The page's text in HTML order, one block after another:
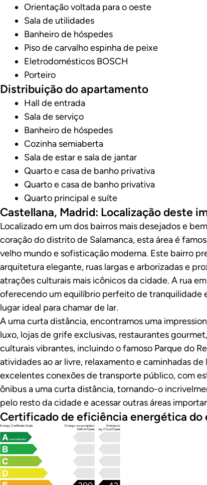
Orientação voltada para o oeste
Sala de utilidades
Banheiro de hóspedes
Piso de carvalho espinha de peixe
Eletrodomésticos BOSCH
Porteiro
Distribuição do apartamento
Hall de entrada
Sala de serviço
Banheiro de hóspedes
Cozinha semiaberta
Sala de estar e sala de jantar
Quarto e casa de banho privativa
Quarto e casa de banho privativa
Quarto principal e suíte
Castellana, Madrid: Localização deste
Localizado em um dos bairros mais desejados e
coração do distrito de Salamanca, esta área é
velho mundo e sofisticação moderna. Este bairro
arquitetura elegante, ruas largas e arborizadas e
atrações culturais mais icônicos da cidade. A rua
oferecendo um equilíbrio perfeito de tranquilidade
lugar ideal para chamar de lar.
A uma curta distância, encontramos uma
luxo, lojas de grife exclusivas, restaurantes
culturais vibrantes, incluindo o famoso Parque do
atividades ao ar livre, relaxamento e caminhadas
excelentes conexões de transporte público, com
ônibus a uma curta distância, tornando-o
pelo resto da cidade e acessar outras áreas
Certificado de eficiência energética do
Energy Certificate Scale
Energy consumption
kWh/m²/year
Emissions
kg CO₂/m²/year
most efficient